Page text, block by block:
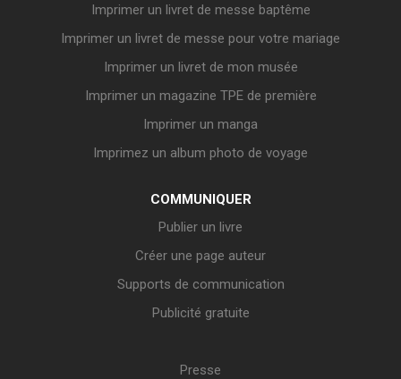
Imprimer un livret de messe baptême
Imprimer un livret de messe pour votre mariage
Imprimer un livret de mon musée
Imprimer un magazine TPE de première
Imprimer un manga
Imprimez un album photo de voyage
COMMUNIQUER
Publier un livre
Créer une page auteur
Supports de communication
Publicité gratuite
Presse